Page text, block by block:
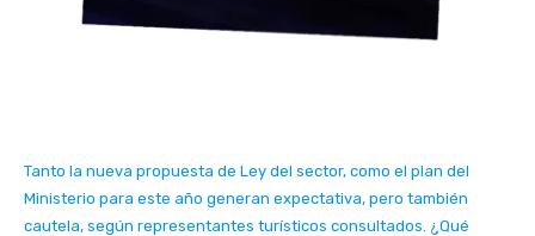
Tanto la nueva propuesta de Ley del sector, como el plan del
Ministerio para este año generan expectativa, pero también
cautela, según representantes turísticos consultados. ¿Qué